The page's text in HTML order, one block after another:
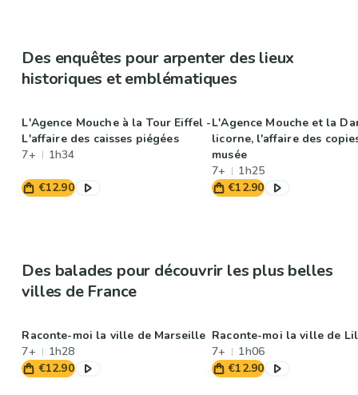
Des enquêtes pour arpenter des lieux
historiques et emblématiques
L'Agence Mouche à la Tour Eiffel -
L'affaire des caisses piégées
7+
1h34
€12.90
L'Agence Mouche et la
licorne, l'affaire des
musée
7+
1h25
€12.90
Des balades pour découvrir les plus belles
villes de France
Raconte-moi la ville de Marseille
7+
1h28
€12.90
Raconte-moi la ville de
7+
1h06
€12.90